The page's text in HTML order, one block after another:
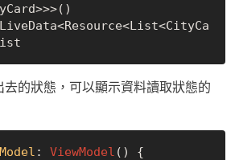
去的狀態，可以顯示資料讀取狀態的
: ViewModel () {